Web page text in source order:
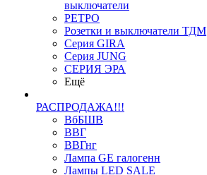
выключатели
РЕТРО
Розетки и выключатели ТДМ
Серия GIRA
Серия JUNG
СЕРИЯ ЭРА
Ещё
РАСПРОДАЖА!!!
ВбБШВ
ВВГ
ВВГнг
Лампа GE галогенн
Лампы LED SALE